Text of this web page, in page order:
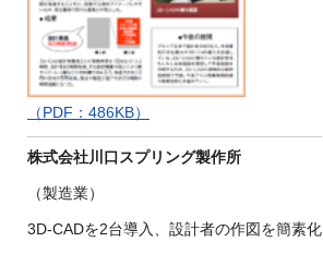
（PDF：486KB）
株式会社川口スプリング製作所
（製造業）
3D-CADを2台導入、設計者の作図を簡素化